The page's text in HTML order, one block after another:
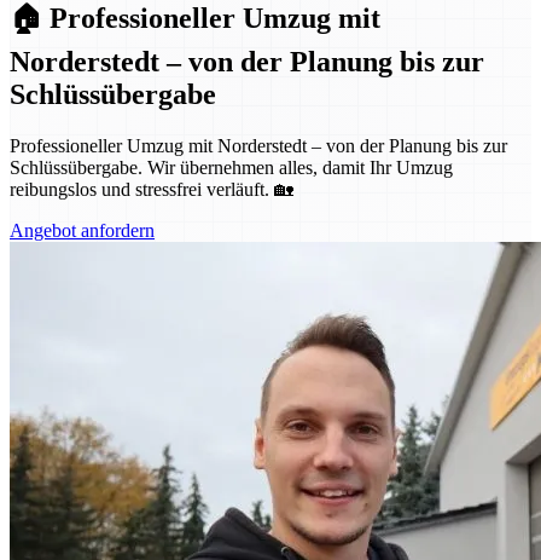
🏠 Professioneller Umzug mit
Norderstedt – von der Planung bis zur
Schlüssübergabe
Professioneller Umzug mit Norderstedt – von der Planung bis zur
Schlüssübergabe. Wir übernehmen alles, damit Ihr Umzug
reibungslos und stressfrei verläuft. 🏡
Angebot anfordern